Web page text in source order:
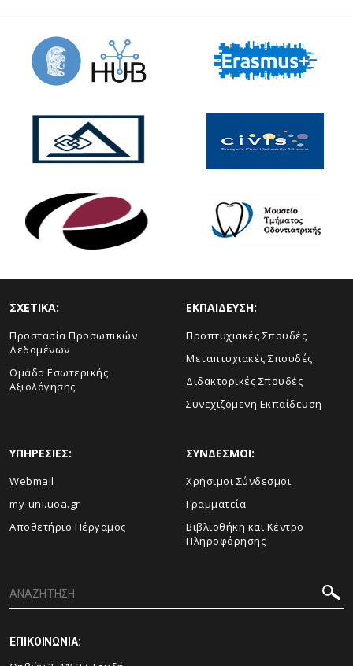
ΣΧΕΤΙΚΑ:
Προστασία Προσωπικών
Δεδομένων
Ομάδα Εσωτερικής
Αξιολόγησης
ΕΚΠΑΙΔΕΥΣΗ:
Προπτυχιακές Σπουδές
Μεταπτυχιακές Σπουδές
Διδακτορικές Σπουδές
Συνεχιζόμενη Εκπαίδευση
ΥΠΗΡΕΣΙΕΣ:
Webmail
my-uni.uoa.gr
Αποθετήριο Πέργαμος
ΣΥΝΔΕΣΜΟΙ:
Χρήσιμοι Σύνδεσμοι
Γραμματεία
Βιβλιοθήκη και Κέντρο
Πληροφόρησης
ΕΠΙΚΟΙΝΩΝΙΑ: